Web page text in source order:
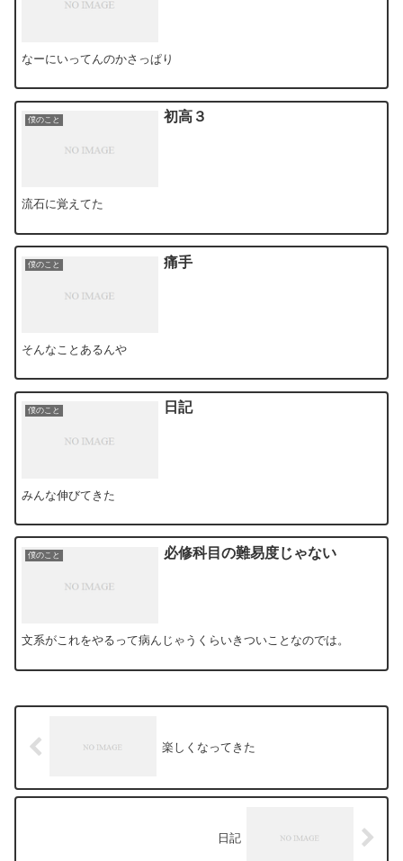
なーにいってんのかさっぱり
僕のこと 初高３
流石に覚えてた
僕のこと 痛手
そんなことあるんや
僕のこと 日記
みんな伸びてきた
僕のこと 必修科目の難易度じゃない
文系がこれをやるって病んじゃうくらいきついことなのでは。
楽しくなってきた
日記